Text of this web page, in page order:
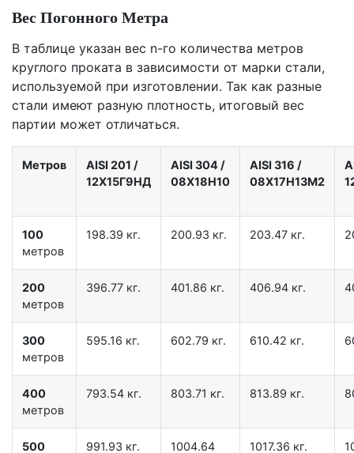
Вес Погонного Метра
В таблице указан вес n-го количества метров
круглого проката в зависимости от марки стали,
используемой при изготовлении. Так как разные
стали имеют разную плотность, итоговый вес
партии может отличаться.
Метров AISI 201 /
12X15Г9НД
AISI 304 /
08Х18Н10
AISI 316 /
08Х17Н13М2
100
метров
198.39 кг. 200.93 кг. 203.47 кг.
200
метров
396.77 кг. 401.86 кг. 406.94 кг.
300
метров
595.16 кг. 602.79 кг. 610.42 кг.
400
метров
793.54 кг. 803.71 кг. 813.89 кг.
500
991.93 кг.
1004.64
1017.36 кг.